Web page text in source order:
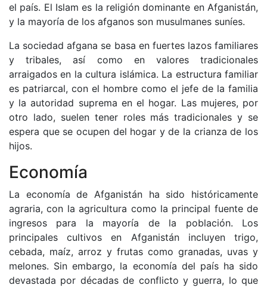
el país. El Islam es la religión dominante en Afganistán,
y la mayoría de los afganos son musulmanes suníes.
La sociedad afgana se basa en fuertes lazos familiares
y tribales, así como en valores tradicionales
arraigados en la cultura islámica. La estructura familiar
es patriarcal, con el hombre como el jefe de la familia
y la autoridad suprema en el hogar. Las mujeres, por
otro lado, suelen tener roles más tradicionales y se
espera que se ocupen del hogar y de la crianza de los
hijos.
Economía
La economía de Afganistán ha sido históricamente
agraria, con la agricultura como la principal fuente de
ingresos para la mayoría de la población. Los
principales cultivos en Afganistán incluyen trigo,
cebada, maíz, arroz y frutas como granadas, uvas y
melones. Sin embargo, la economía del país ha sido
devastada por décadas de conflicto y guerra, lo que